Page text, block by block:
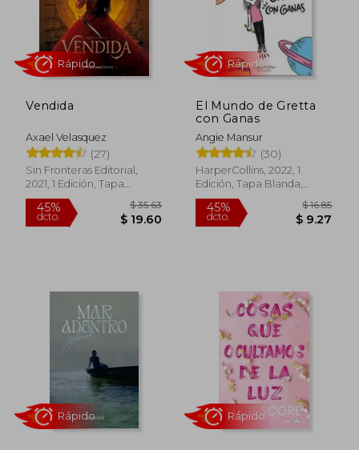
$ 26.99
36%
dcto.
45%
Vendida
Axael Velasquez
(27)
Sin Fronteras Editorial,
2021, 1 Edición, Tapa
Blanda, Nuevo
El Mundo de Gretta
con Ganas
Angie Mansur
(30)
HarperCollins, 2022, 1
Edición, Tapa Blanda,
Nuevo